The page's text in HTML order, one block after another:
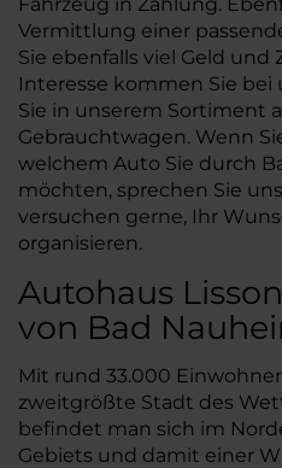
Vermittlung einer
Sie ebenfalls viel Geld und
Interesse kommen Sie
Sie in unserem Sortiment
Gebrauchtwagen. Wenn
welchem Auto Sie durch
möchten, sprechen Sie
versuchen gerne, Ihr
organisieren.
Autohaus
von Bad
Mit rund 33.000
zweitgrößte Stadt des
befindet man sich im
Gebiets und damit einer